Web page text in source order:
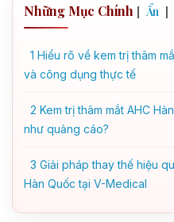
Những Mục Chính [ Ẩn ]
1 Hiểu rõ về kem trị thâm
và công dụng thực tế
2 Kem trị thâm mắt AHC
như quảng cáo?
3 Giải pháp thay thế hiệu
Hàn Quốc tại V-Medical